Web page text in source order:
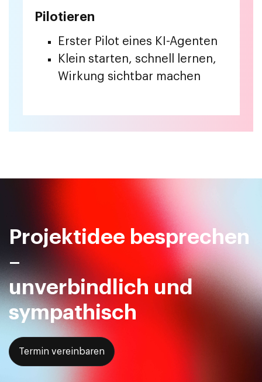
Pilotieren
Erster Pilot eines KI-Agenten
Klein starten, schnell lernen,
Wirkung sichtbar machen
Projektidee besprechen
–
unverbindlich und
sympathisch
Termin vereinbaren